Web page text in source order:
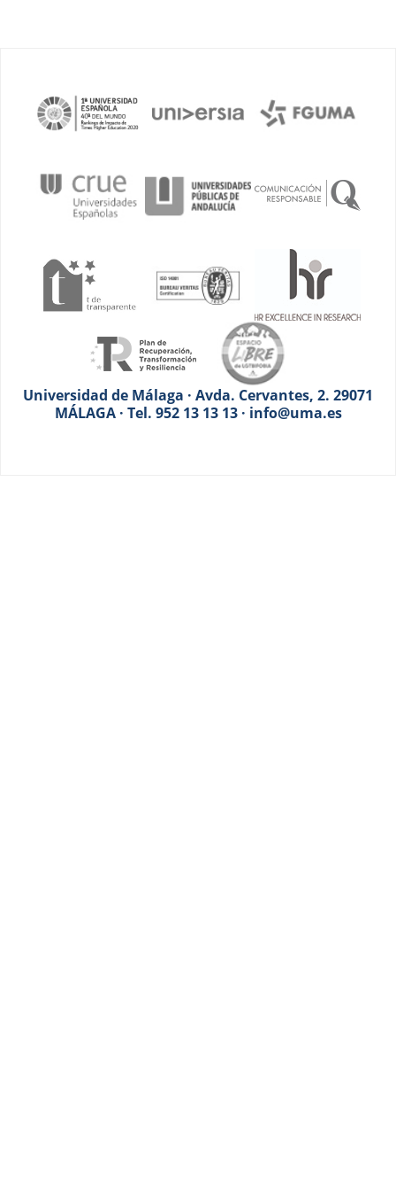
Universidad de Málaga · Avda. Cervantes, 2. 29071
MÁLAGA · Tel. 952 13 13 13 · info@uma.es